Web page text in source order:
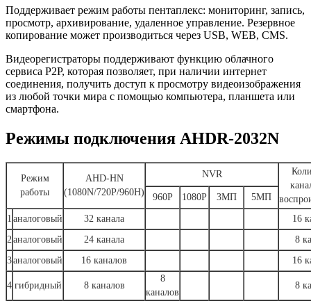
Поддерживает режим работы пентаплекс: мониторинг, запись,
просмотр, архивирование, удаленное управление. Резервное
копирование может производиться через USB, WEB, CMS.
Видеорегистраторы поддерживают функцию облачного
сервиса P2P, которая позволяет, при наличии интернет
соединения, получить доступ к просмотру видеоизображения
из любой точки мира с помощью компьютера, планшета или
смартфона.
Режимы подключения AHDR-2032N
Режим
работы
AHD-HN
(1080N/720P/960H)
NVR
960P 1080P 3МП 5МП
1 аналоговый 32 канала
16
2 аналоговый 24 канала
8
3аналоговый 16 каналов 16
4 гибридный 8 каналов
8
каналов
8